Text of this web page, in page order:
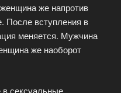
же напротив
После вступления в
меняется. Мужчина
же наоборот
сексуальные